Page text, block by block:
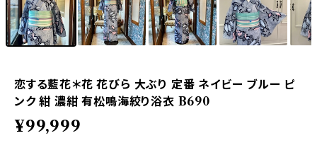
恋する藍花＊花 花びら 大ぶり 定番 ネイビー ブルー ピ
ンク 紺 濃紺 有松鳴海絞り浴衣 B690
¥99,999